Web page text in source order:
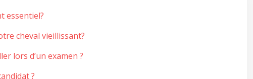
essentiel?
cheval vieillissant?
lors d’un examen ?
?